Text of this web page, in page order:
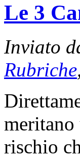
Le 3
Inviato
Rubriche
rischio